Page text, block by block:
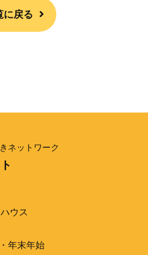
に戻る
ネットワーク
ウス
年末年始